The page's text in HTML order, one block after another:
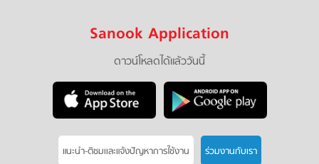
Sanook Application
ดาวน์โหลดได้แล้ววันนี้
แนะนำ-ติชมเเละแจ้งปัญหาการใช้งาน ร่วมงานกับเรา